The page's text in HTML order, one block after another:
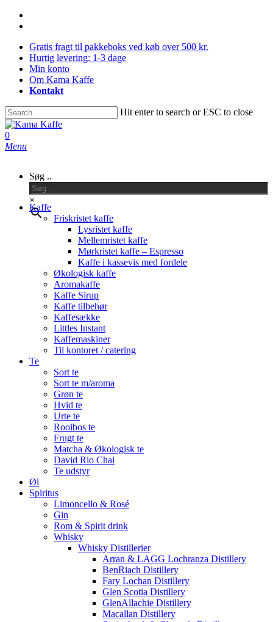
Skip
contentGratis fragt til pakkeboks ved køb over 500 kr.
Hurtig levering: 1-3 dage
Min konto
Om Kama Kaffe
Kontakt
Hit enter to search or ESC to close
Close
Search
0
Menu
Søg ..
×
Kaffe
Friskristet kaffe
Lysristet kaffe
Mellemristet kaffe
Mørkristet kaffe – Espresso
Kaffe i kassevis med fordele
Økologisk kaffe
Aromakaffe
Kaffe Sirup
Kaffe tilbehør
Kaffesække
Littles Instant
Kaffemaskiner
Til kontoret / catering
Te
Sort te
Sort te m/aroma
Grøn te
Hvid te
Urte te
Rooibos te
Frugt te
Matcha & Økologisk te
David Rio Chai
Te udstyr
Øl
Spiritus
Limoncello & Rosé
Gin
Rom & Spirit drink
Whisky
Whisky Distillerier
Arran & LAGG Lochranza Distillery
BenRiach Distillery
Fary Lochan Distillery
Glen Scotia Distillery
GlenAllachie Distillery
Macallan Distillery